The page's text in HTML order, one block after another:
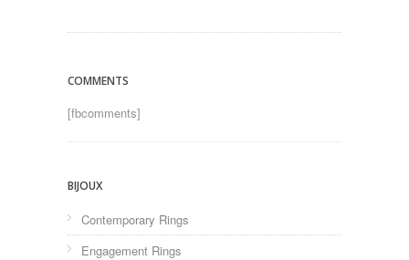
COMMENTS
[fbcomments]
BIJOUX
Contemporary Rings
Engagement Rings